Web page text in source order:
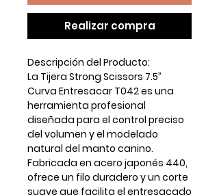
Realizar compra
Descripción del Producto:
La Tijera Strong Scissors 7.5”
Curva Entresacar T042es una
herramienta profesional
diseñada para el control preciso
del volumen y el modelado
natural del manto canino.
Fabricada en acero japonés 440,
ofrece un filo duradero y un corte
suave que facilita el entresacado